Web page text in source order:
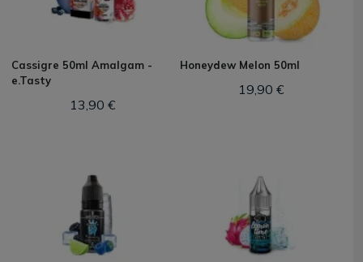
Cassigre 50ml Amalgam -
e.Tasty
13,90 €
Honeydew Melon 50ml
19,90 €